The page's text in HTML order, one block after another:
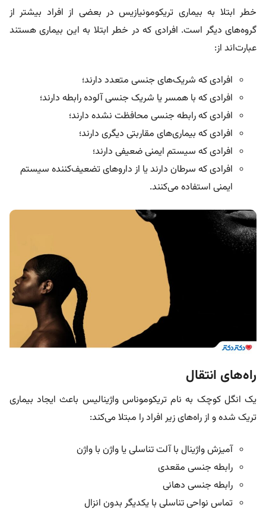
خطر ابتلا به بیماری تریکومونیازیس در بعضی از افراد بیشتر از
گروه‌های دیگر است. افرادی که در خطر ابتلا به این بیماری هستند
عبارت‌اند از:
افرادی که شریک‌های جنسی متعدد دارند؛
افرادی که با همسر یا شریک جنسی آلوده رابطه دارند؛
افرادی که رابطه جنسی محافظت نشده دارند؛
افرادی که بیماری‌های مقاربتی دیگری دارند؛
افرادی که سیستم ایمنی ضعیفی دارند؛
افرادی که سرطان دارند یا از داروهای تضعیف‌کننده سیستم
ایمنی استفاده می‌کنند.
راه‌های انتقال
یک انگل کوچک به نام تریکوموناس واژینالیس باعث ایجاد بیماری
تریک شده و از راه‌های زیر افراد را مبتلا می‌کند:
آمیزش واژینال با آلت تناسلی یا واژن با واژن
رابطه جنسی مقعدی
رابطه جنسی دهانی
تماس نواحی تناسلی با یکدیگر بدون انزال